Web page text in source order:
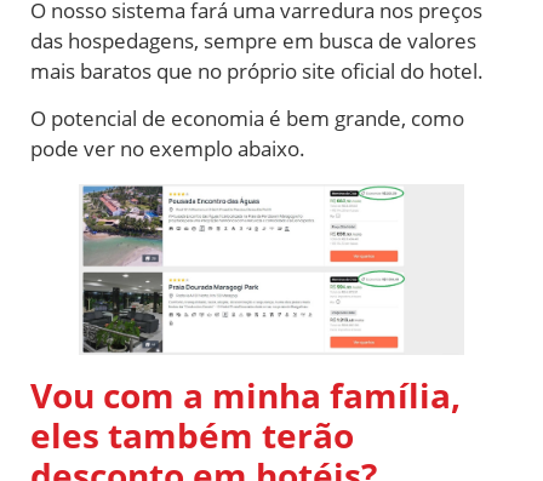
O nosso sistema fará uma varredura nos preços
das hospedagens, sempre em busca de valores
mais baratos que no próprio site oficial do hotel.
O potencial de economia é bem grande, como
pode ver no exemplo abaixo.
Vou com a minha família,
eles também terão